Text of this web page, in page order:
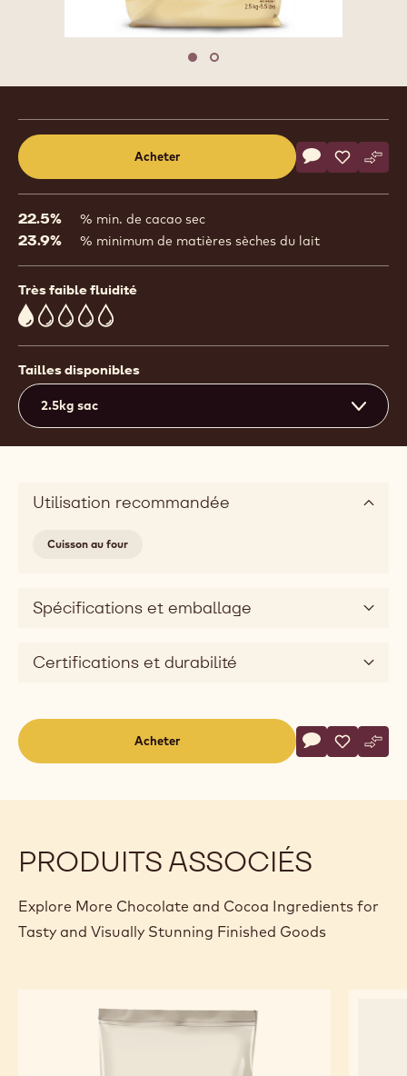
Move to slide 1
Move to slide 2
information
Acheter
a
window)
Actions
Écrire un
- Chocolate
- -
22.5% % min. de cacao sec
23.9% % minimum de matières sèches du lait
Très faible fluidité
1
Tailles disponibles
2.5kg sac
Utilisation recommandée
Cuisson au four
Spécifications et emballage
Certifications et durabilité
Acheter
Actions
Écrire un
- Chocolate
- -
PRODUITS ASSOCIÉS
Explore More Chocolate and Cocoa Ingredients for
Tasty and Visually Stunning Finished Goods